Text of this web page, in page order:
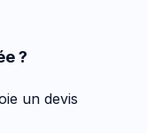
?
un devis